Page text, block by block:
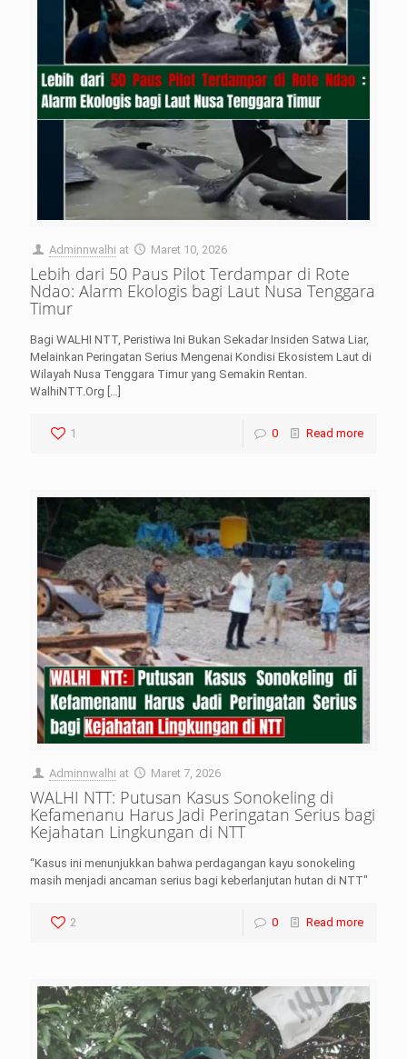
Adminnwalhi at Maret 10, 2026
Lebih dari 50 Paus Pilot Terdampar di Rote
Ndao: Alarm Ekologis bagi Laut Nusa Tenggara
Timur
Bagi WALHI NTT, Peristiwa Ini Bukan Sekadar Insiden Satwa Liar,
Melainkan Peringatan Serius Mengenai Kondisi Ekosistem Laut di
Wilayah Nusa Tenggara Timur yang Semakin Rentan.
WalhiNTT.Org […]
1 0 Read more
Adminnwalhi at Maret 7, 2026
WALHI NTT: Putusan Kasus Sonokeling di
Kefamenanu Harus Jadi Peringatan Serius bagi
Kejahatan Lingkungan di NTT
“Kasus ini menunjukkan bahwa perdagangan kayu sonokeling
masih menjadi ancaman serius bagi keberlanjutan hutan di NTT"
2 0 Read more